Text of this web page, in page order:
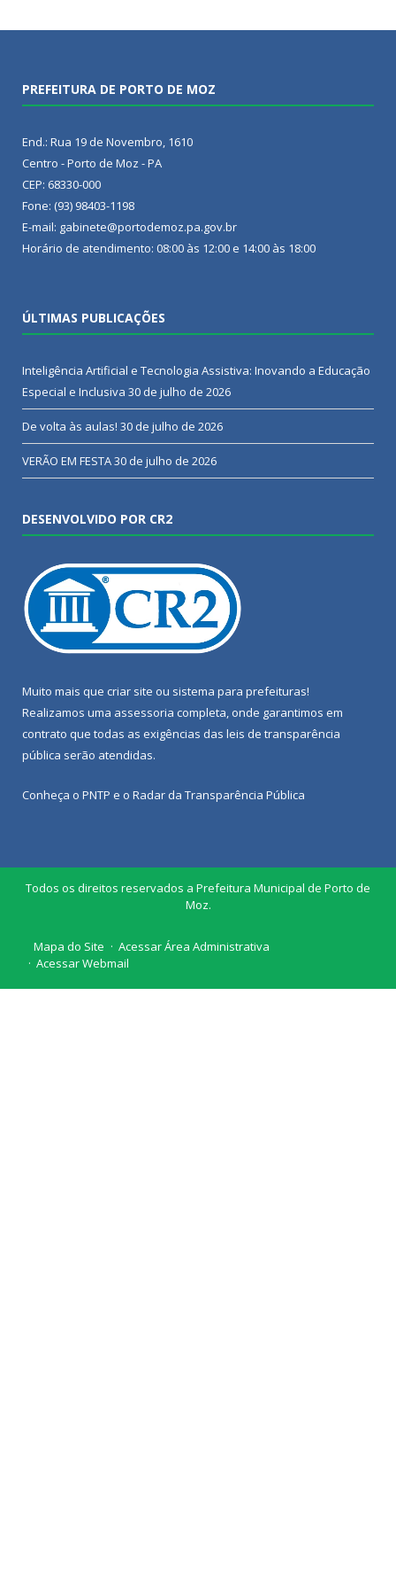
PREFEITURA DE PORTO DE MOZ
End.: Rua 19 de Novembro, 1610
Centro - Porto de Moz - PA
CEP: 68330-000
Fone: (93) 98403-1198
E-mail: gabinete@portodemoz.pa.gov.br
Horário de atendimento: 08:00 às 12:00 e 14:00 às 18:00
ÚLTIMAS PUBLICAÇÕES
Inteligência Artificial e Tecnologia Assistiva: Inovando a Educação
Especial e Inclusiva 30 de julho de 2026
De volta às aulas! 30 de julho de 2026
VERÃO EM FESTA30 de julho de 2026
DESENVOLVIDO POR CR2
Muito mais que criar site ou sistema para prefeituras!
Realizamos uma assessoria completa, onde garantimos em
contrato que todas as exigências das leis de transparência
pública serão atendidas.
Conheça o PNTP e o Radar da Transparência Pública
Todos os direitos reservados a Prefeitura Municipal de Porto de
Moz.
Mapa do Site
Acessar Área Administrativa
Acessar Webmail